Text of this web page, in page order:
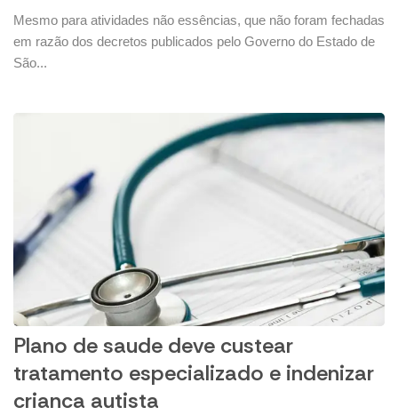
Mesmo para atividades não essências, que não foram fechadas
em razão dos decretos publicados pelo Governo do Estado de
São...
Plano de saude deve custear
tratamento especializado e indenizar
crianca autista